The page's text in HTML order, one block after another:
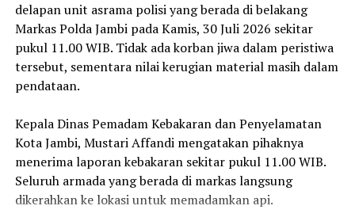
‎Selain itu, masyarakat diimbau selalu melakukan
konfirmasi melalui kanal resmi Kejati Jambi apabila
menerima permintaan yang mencurigakan, serta segera
melaporkannya kepada aparat penegak hukum apabila
menemukan atau menjadi korban modus penipuan
tersebut.
‎Kejati Jambi menyatakan akan terus berkoordinasi
dengan aparat penegak hukum untuk menindaklanjuti
setiap laporan dan mengusut pihak-pihak yang
menyalahgunakan nama baik institusi Kejaksaan dalam
delapan unit asrama polisi yang berada di belakang
Markas Polda Jambi pada Kamis, 30 Juli 2026 sekitar
pukul 11.00 WIB. Tidak ada korban jiwa dalam peristiwa
tersebut, sementara nilai kerugian material masih dalam
pendataan.
‎Kepala Dinas Pemadam Kebakaran dan Penyelamatan
Kota Jambi, Mustari Affandi mengatakan pihaknya
menerima laporan kebakaran sekitar pukul 11.00 WIB.
Seluruh armada yang berada di markas langsung
dikerahkan ke lokasi untuk memadamkan api.